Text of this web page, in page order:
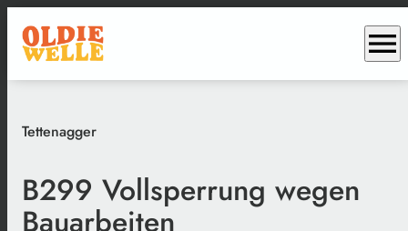
menu
Tettenagger
B299 Vollsperrung wegen
Bauarbeiten